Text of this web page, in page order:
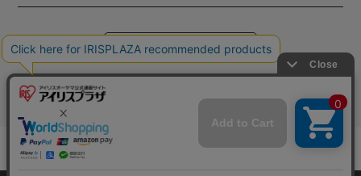
在庫切れ mail_outline入荷したらメールでお知らせ
コーポレートサイト